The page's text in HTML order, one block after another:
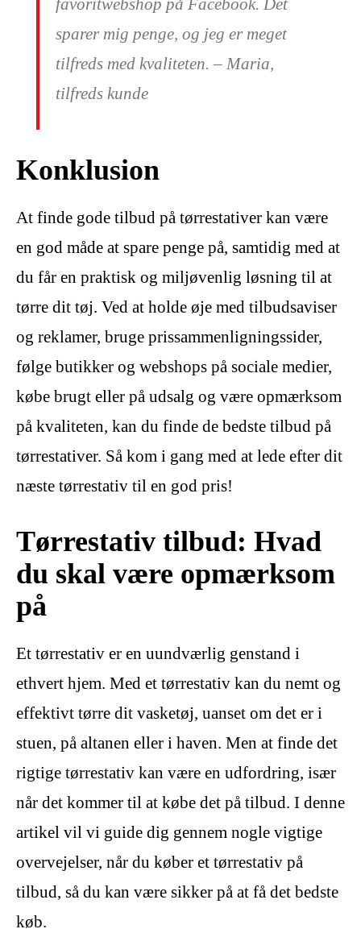
sparer mig penge, og jeg er meget
tilfreds med kvaliteten. – Maria,
tilfreds kunde
Konklusion
At finde gode tilbud på tørrestativer kan være
en god måde at spare penge på, samtidig med at
du får en praktisk og miljøvenlig løsning til at
tørre dit tøj. Ved at holde øje med tilbudsaviser
og reklamer, bruge prissammenligningssider,
følge butikker og webshops på sociale medier,
købe brugt eller på udsalg og være opmærksom
på kvaliteten, kan du finde de bedste tilbud på
tørrestativer. Så kom i gang med at lede efter dit
næste tørrestativ til en god pris!
Tørrestativ tilbud: Hvad
du skal være opmærksom
på
Et tørrestativ er en uundværlig genstand i
ethvert hjem. Med et tørrestativ kan du nemt og
effektivt tørre dit vasketøj, uanset om det er i
stuen, på altanen eller i haven. Men at finde det
rigtige tørrestativ kan være en udfordring, især
når det kommer til at købe det på tilbud. I denne
artikel vil vi guide dig gennem nogle vigtige
overvejelser, når du køber et tørrestativ på
tilbud, så du kan være sikker på at få det bedste
køb.